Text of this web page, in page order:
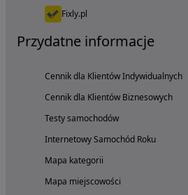
Fixly.pl
Przydatne informacje
Cennik dla Klientów Indywidualnych
Cennik dla Klientów Biznesowych
Testy samochodów
Internetowy Samochód Roku
Mapa kategorii
Mapa miejscowości